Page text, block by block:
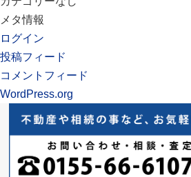
メタ情報
ログイン
投稿フィード
コメントフィード
WordPress.org